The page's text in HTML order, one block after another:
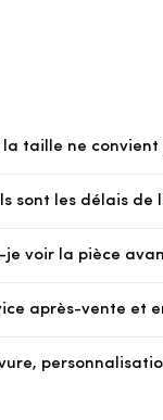
la taille ne convient
sont les délais de
je voir la pièce
après-vente et